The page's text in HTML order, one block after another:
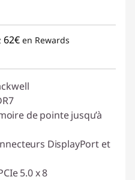
62€ en Rewards
de pointe jusqu’à
DisplayPort et
5.0 x 8